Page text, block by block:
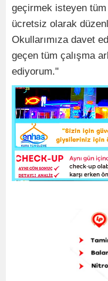
geçirmek isteyen tüm
ücretsiz olarak
Okullarımıza davet
geçen tüm çalışma
ediyorum."